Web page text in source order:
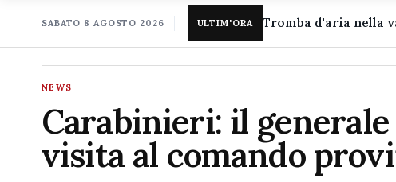
SABATO 8 AGOSTO 2026 ULTIM'ORA
NEWS
Carabinieri: il
visita al comando